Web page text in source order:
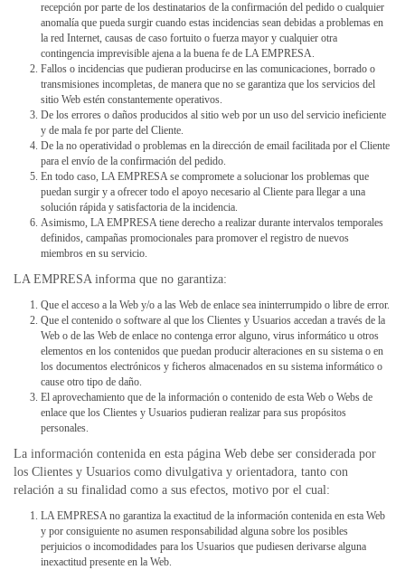
recepción por parte de los destinatarios de la confirmación del pedido o cualquier
anomalía que pueda surgir cuando estas incidencias sean debidas a problemas en
la red Internet, causas de caso fortuito o fuerza mayor y cualquier otra
contingencia imprevisible ajena a la buena fe de LA EMPRESA.
Fallos o incidencias que pudieran producirse en las comunicaciones, borrado o
transmisiones incompletas, de manera que no se garantiza que los servicios del
sitio Web estén constantemente operativos.
De los errores o daños producidos al sitio web por un uso del servicio ineficiente
y de mala fe por parte del Cliente.
De la no operatividad o problemas en la dirección de email facilitada por el Cliente
para el envío de la confirmación del pedido.
En todo caso, LA EMPRESA se compromete a solucionar los problemas que
puedan surgir y a ofrecer todo el apoyo necesario al Cliente para llegar a una
solución rápida y satisfactoria de la incidencia.
Asimismo, LA EMPRESA tiene derecho a realizar durante intervalos temporales
definidos, campañas promocionales para promover el registro de nuevos
miembros en su servicio.
LA EMPRESA informa que no garantiza:
Que el acceso a la Web y/o a las Web de enlace sea ininterrumpido o libre de error.
Que el contenido o software al que los Clientes y Usuarios accedan a través de la
Web o de las Web de enlace no contenga error alguno, virus informático u otros
elementos en los contenidos que puedan producir alteraciones en su sistema o en
los documentos electrónicos y ficheros almacenados en su sistema informático o
cause otro tipo de daño.
El aprovechamiento que de la información o contenido de esta Web o Webs de
enlace que los Clientes y Usuarios pudieran realizar para sus propósitos
personales.
La información contenida en esta página Web debe ser considerada por
los Clientes y Usuarios como divulgativa y orientadora, tanto con
relación a su finalidad como a sus efectos, motivo por el cual:
LA EMPRESA no garantiza la exactitud de la información contenida en esta Web
y por consiguiente no asumen responsabilidad alguna sobre los posibles
perjuicios o incomodidades para los Usuarios que pudiesen derivarse alguna
inexactitud presente en la Web.